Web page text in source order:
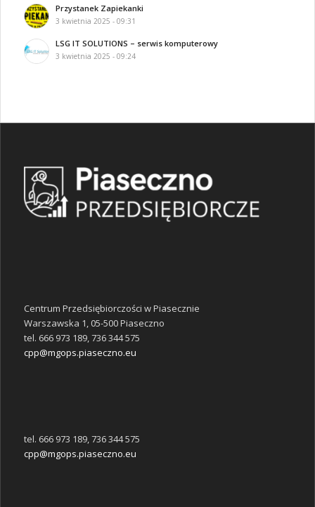
Przystanek Zapiekanki
3 kwietnia 2025 - 09:31
LSG IT SOLUTIONS – serwis komputerowy
3 kwietnia 2025 - 09:24
Centrum Przedsiębiorczości w Piasecznie
Warszawska 1, 05-500 Piaseczno
tel. 666 973 189, 736 344 575
cpp@mgops.piaseczno.eu
tel. 666 973 189, 736 344 575
cpp@mgops.piaseczno.eu